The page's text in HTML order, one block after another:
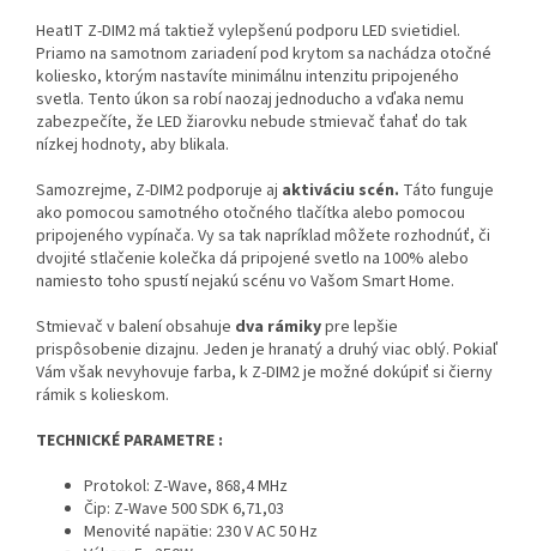
HeatIT Z-DIM2 má taktiež vylepšenú podporu LED svietidiel.
Priamo na samotnom zariadení pod krytom sa nachádza otočné
koliesko, ktorým nastavíte minimálnu intenzitu pripojeného
svetla. Tento úkon sa robí naozaj jednoducho a vďaka nemu
zabezpečíte, že LED žiarovku nebude stmievač ťahať do tak
nízkej hodnoty, aby blikala.
Samozrejme, Z-DIM2 podporuje aj aktiváciu scén. Táto funguje
ako pomocou samotného otočného tlačítka alebo pomocou
pripojeného vypínača. Vy sa tak napríklad môžete rozhodnúť, či
dvojité stlačenie kolečka dá pripojené svetlo na 100% alebo
namiesto toho spustí nejakú scénu vo Vašom Smart Home.
Stmievač v balení obsahuje dva rámikypre lepšie
prispôsobenie dizajnu. Jeden je hranatý a druhý viac oblý. Pokiaľ
Vám však nevyhovuje farba, k Z-DIM2 je možné dokúpiť si čierny
rámik s kolieskom.
TECHNICKÉ PARAMETRE :
Protokol: Z-Wave, 868,4 MHz
Čip: Z-Wave 500 SDK 6,71,03
Menovité napätie: 230 V AC 50 Hz